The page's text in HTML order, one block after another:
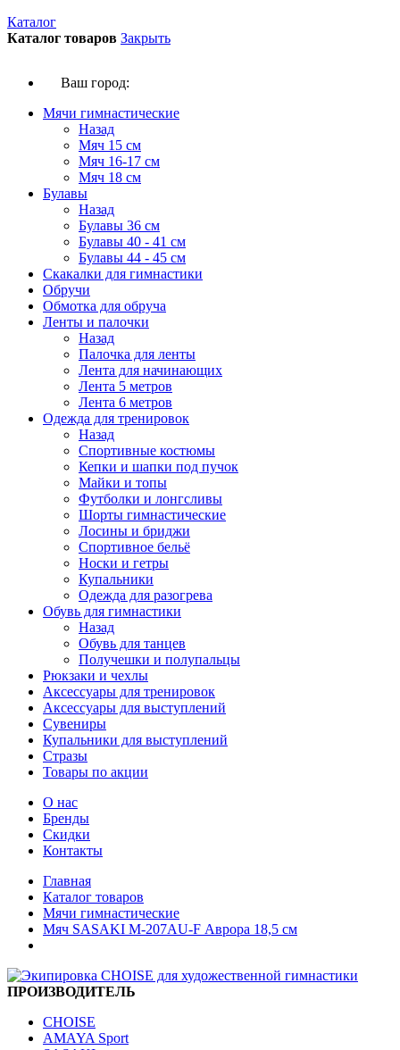
Каталог
Каталог товаров Закрыть
Ваш город:
Мячи гимнастические
Назад
Мяч 15 см
Мяч 16-17 см
Мяч 18 см
Булавы
Назад
Булавы 36 см
Булавы 40 - 41 см
Булавы 44 - 45 см
Скакалки для гимнастики
Обручи
Обмотка для обруча
Ленты и палочки
Назад
Палочка для ленты
Лента для начинающих
Лента 5 метров
Лента 6 метров
Одежда для тренировок
Назад
Спортивные костюмы
Кепки и шапки под пучок
Майки и топы
Футболки и лонгсливы
Шорты гимнастические
Лосины и бриджи
Спортивное бельё
Носки и гетры
Купальники
Одежда для разогрева
Обувь для гимнастики
Назад
Обувь для танцев
Получешки и полупальцы
Рюкзаки и чехлы
Аксессуары для тренировок
Аксессуары для выступлений
Сувениры
Купальники для выступлений
Стразы
Товары по акции
О нас
Бренды
Скидки
Контакты
Главная
Каталог товаров
Мячи гимнастические
Мяч SASAKI M-207AU-F Аврора 18,5 см
ПРОИЗВОДИТЕЛЬ
CHOISE
AMAYA Sport